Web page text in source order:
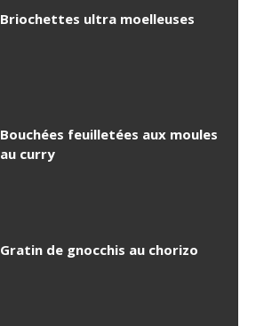
Briochettes ultra moelleuses
Bouchées feuilletées aux moules
au curry
Gratin de gnocchis au chorizo